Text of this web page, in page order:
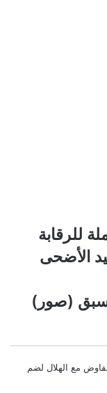
للرقابة
الأضحى
(صور)